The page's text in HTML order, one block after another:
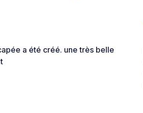
a été créé. une très belle